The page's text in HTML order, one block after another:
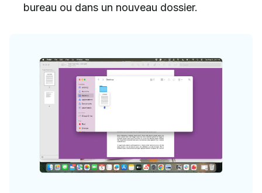
bureau ou dans un nouveau dossier.